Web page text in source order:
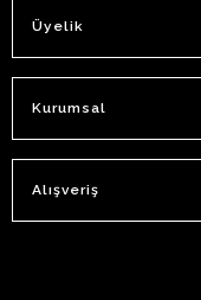
Üyelik
Kurumsal
Alışveriş